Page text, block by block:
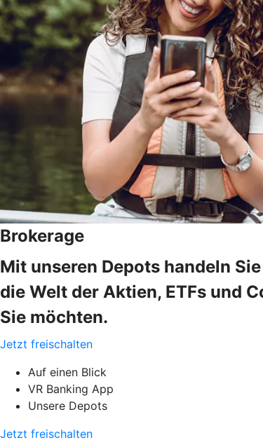
Brokerage
Mit unseren Depots handeln
die Welt der Aktien, ETFs und
Sie möchten.
Jetzt freischalten
Auf einen Blick
VR Banking App
Unsere Depots
Jetzt freischalten